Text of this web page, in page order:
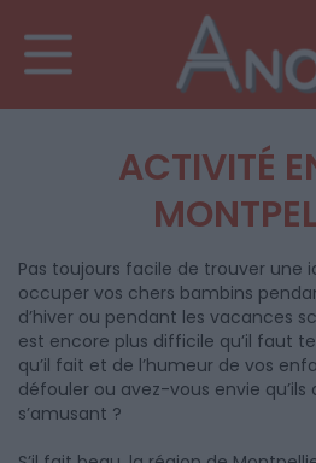
ACTIVITÉ
Pas toujours facile de trouver une
occuper vos chers bambins
d’hiver ou pendant les vacances
est encore plus difficile qu’il faut
qu’il fait et de l’humeur de vos
défouler ou avez-vous envie
s’amusant ?